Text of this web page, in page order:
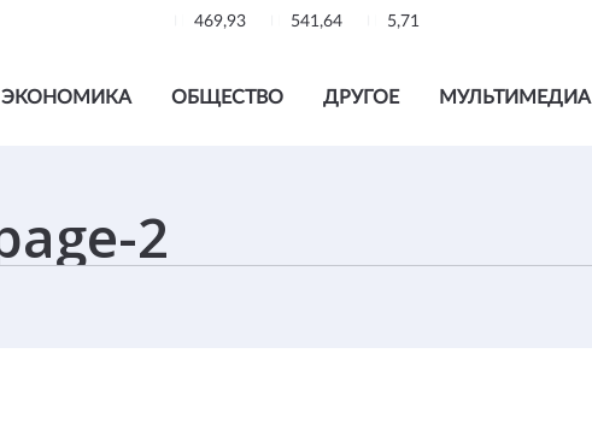
469,93 541,64 5,71
ЭКОНОМИКА ОБЩЕСТВО ДРУГОЕ МУЛЬТИМЕДИА